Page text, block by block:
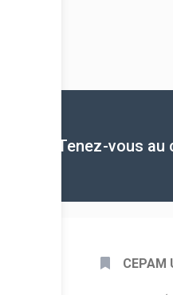
Tenez-vous
CEPAM